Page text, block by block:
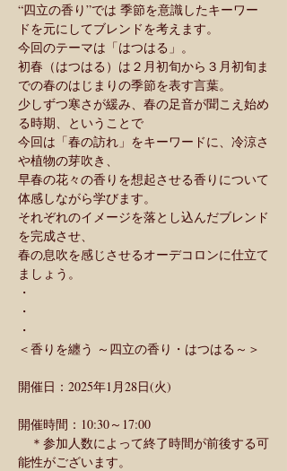
“四立の香り”では 季節を意識したキーワー
ドを元にしてブレンドを考えます。
今回のテーマは「はつはる」。
初春（はつはる）は２月初旬から３月初旬ま
での春のはじまりの季節を表す言葉。
少しずつ寒さが緩み、春の足音が聞こえ始め
る時期、ということで
今回は「春の訪れ」をキーワードに、冷涼さ
や植物の芽吹き、
早春の花々の香りを想起させる香りについて
体感しながら学びます。
それぞれのイメージを落とし込んだブレンド
を完成させ、
春の息吹を感じさせるオーデコロンに仕立て
ましょう。
・
・
・
＜香りを纏う ～四立の香り・はつはる～＞
開催日：2025年1月28日(火)
開催時間：10:30～17:00
＊参加人数によって終了時間が前後する可
能性がございます。